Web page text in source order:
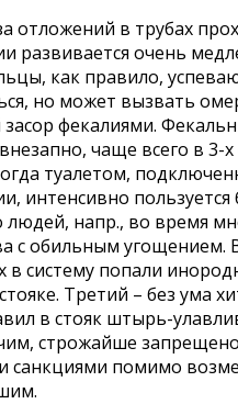
отложений в трубах
развивается очень
как правило,
но может вызвать
фекалиями.
чаще всего в 3-х
туалетом,
интенсивно
людей, напр., во время
с обильным угощением.
в систему попали
Третий – без ума
в стояк штырь-
строжайше
санкциями помимо